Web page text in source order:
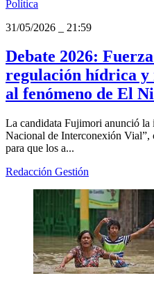
Política
31/05/2026
21:59
Debate 2026:
regulación hídrica
al fenómeno de El
La candidata Fujimori anunció la
Nacional de Interconexión Vial”,
para que los a...
Redacción Gestión